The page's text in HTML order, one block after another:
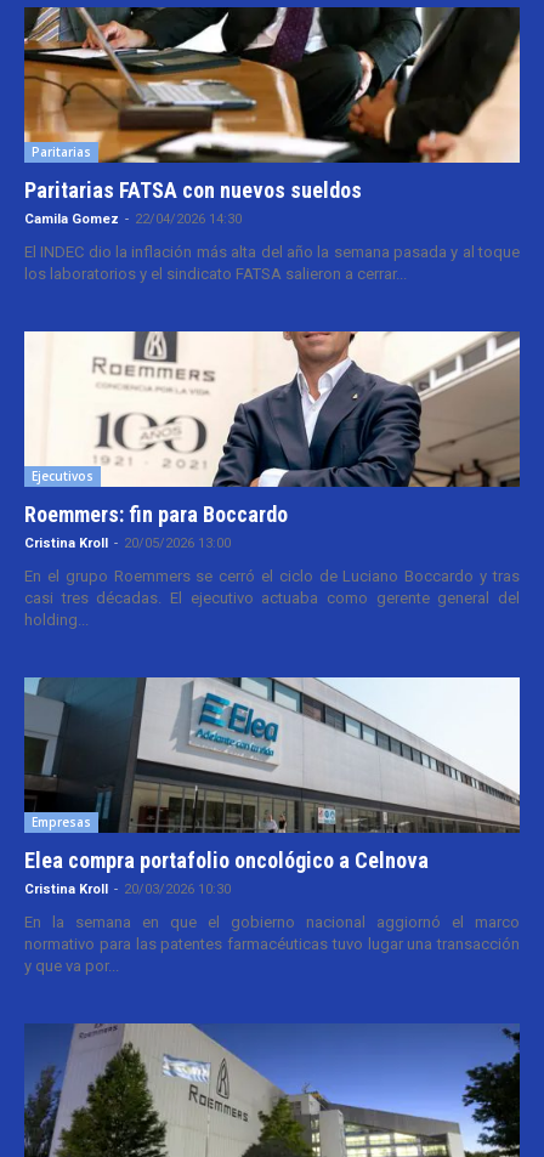
Paritarias
Paritarias FATSA con nuevos sueldos
Camila Gomez - 22/04/2026 14:30
El INDEC dio la inflación más alta del año la semana pasada y al toque
los laboratorios y el sindicato FATSA salieron a cerrar...
Ejecutivos
Roemmers: fin para Boccardo
Cristina Kroll - 20/05/2026 13:00
En el grupo Roemmers se cerró el ciclo de Luciano Boccardo y tras
casi tres décadas. El ejecutivo actuaba como gerente general del
holding...
Empresas
Elea compra portafolio oncológico a Celnova
Cristina Kroll - 20/03/2026 10:30
En la semana en que el gobierno nacional aggiornó el marco
normativo para las patentes farmacéuticas tuvo lugar una transacción
y que va por...